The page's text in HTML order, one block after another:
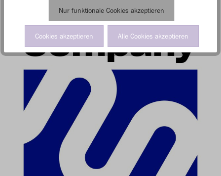
Nur funktionale Cookies akzeptieren
Cookies akzeptieren Alle Cookies akzeptieren